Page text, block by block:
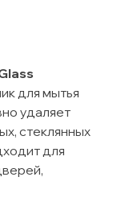
для мытья
удаляет
стеклянных
для